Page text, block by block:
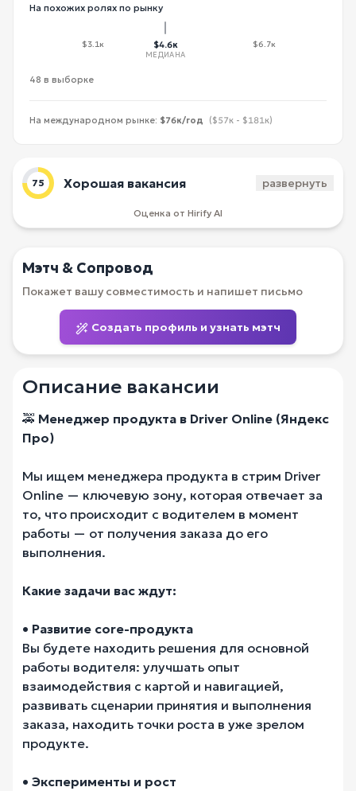
На похожих ролях по рынку
$3.1к $4.6к
МЕДИАНА
$6.7к
48 в выборке
На международном рынке: $76к/год ($57к - $181к)
75 Хорошая вакансия развернуть
Оценка от Hirify AI
Мэтч & Сопровод
Покажет вашу совместимость и напишет письмо
Создать профиль и узнать мэтч
Описание вакансии
🚕 Менеджер продукта в Driver Online (Яндекс
Про)
Мы ищем менеджера продукта в стрим Driver
Online — ключевую зону, которая отвечает за
то, что происходит с водителем в момент
работы — от получения заказа до его
выполнения.
Какие задачи вас ждут:
• Развитие core-продукта
Вы будете находить решения для основной
работы водителя: улучшать опыт
взаимодействия с картой и навигацией,
развивать сценарии принятия и выполнения
заказа, находить точки роста в уже зрелом
продукте.
• Эксперименты и рост